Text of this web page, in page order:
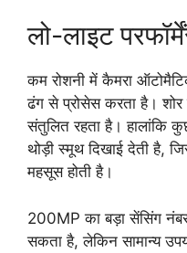
लो-लाइट
कम रोशनी में कैमरा
ढंग से प्रोसेस करता है।
संतुलित रहता है। हालांकि
थोड़ी स्मूथ दिखाई देती है,
महसूस होती है।
200MP का बड़ा सेंसिंग
सकता है, लेकिन सामान्य